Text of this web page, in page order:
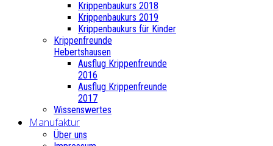
Krippenbaukurs 2018
Krippenbaukurs 2019
Krippenbaukurs für Kinder
Krippenfreunde
Hebertshausen
Ausflug Krippenfreunde
2016
Ausflug Krippenfreunde
2017
Wissenswertes
Manufaktur
Über uns